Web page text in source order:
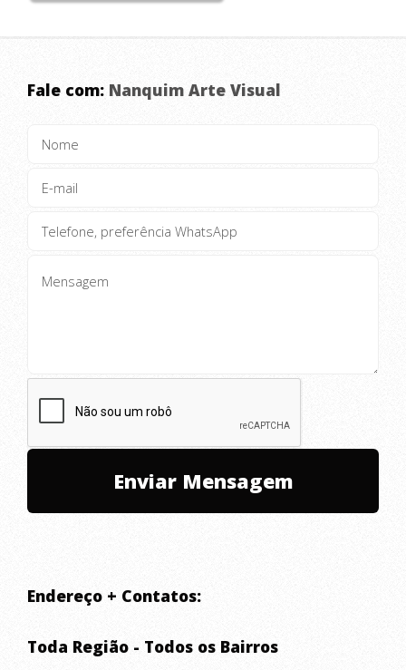
Móveis, Box, Split, etc.
Fale com: Nanquim Arte Visual
Endereço + Contatos:
Toda Região - Todos os Bairros